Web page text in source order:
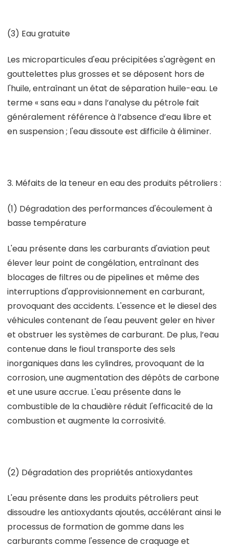
(3) Eau gratuite
Les microparticules d'eau précipitées s'agrègent en
gouttelettes plus grosses et se déposent hors de
l'huile, entraînant un état de séparation huile-eau. Le
terme « sans eau » dans l’analyse du pétrole fait
généralement référence à l’absence d’eau libre et
en suspension ; l'eau dissoute est difficile à éliminer.
3. Méfaits de la teneur en eau des produits pétroliers :
(1) Dégradation des performances d'écoulement à
basse température
L'eau présente dans les carburants d'aviation peut
élever leur point de congélation, entraînant des
blocages de filtres ou de pipelines et même des
interruptions d'approvisionnement en carburant,
provoquant des accidents. L'essence et le diesel des
véhicules contenant de l'eau peuvent geler en hiver
et obstruer les systèmes de carburant. De plus, l’eau
contenue dans le fioul transporte des sels
inorganiques dans les cylindres, provoquant de la
corrosion, une augmentation des dépôts de carbone
et une usure accrue. L'eau présente dans le
combustible de la chaudière réduit l'efficacité de la
combustion et augmente la corrosivité.
(2) Dégradation des propriétés antioxydantes
L'eau présente dans les produits pétroliers peut
dissoudre les antioxydants ajoutés, accélérant ainsi le
processus de formation de gomme dans les
carburants comme l'essence de craquage et